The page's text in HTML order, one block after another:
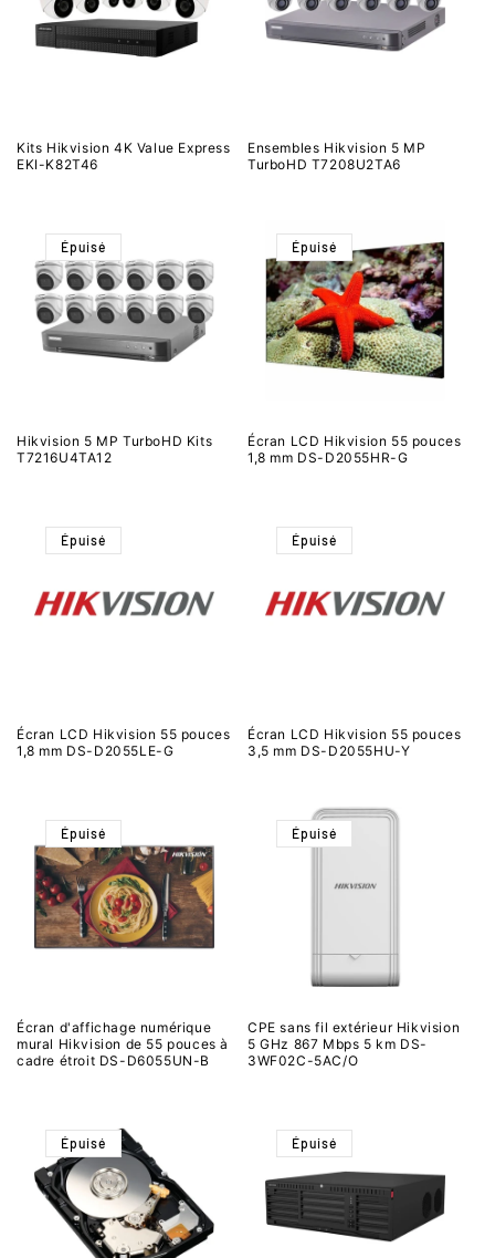
Kits Hikvision 4K Value Express
EKI-K82T46
Ensembles Hikvision 5 MP
TurboHD T7208U2TA6
Épuisé
Hikvision 5 MP TurboHD Kits
T7216U4TA12
Épuisé
Écran LCD Hikvision 55 pouces
1,8 mm DS-D2055HR-G
Épuisé
Écran LCD Hikvision 55 pouces
1,8 mm DS-D2055LE-G
Épuisé
Écran LCD Hikvision 55 pouces
3,5 mm DS-D2055HU-Y
Épuisé
Écran d'affichage numérique
mural Hikvision de 55 pouces à
cadre étroit DS-D6055UN-B
Épuisé
CPE sans fil extérieur Hikvision
5 GHz 867 Mbps 5 km DS-
3WF02C-5AC/O
Épuisé Épuisé